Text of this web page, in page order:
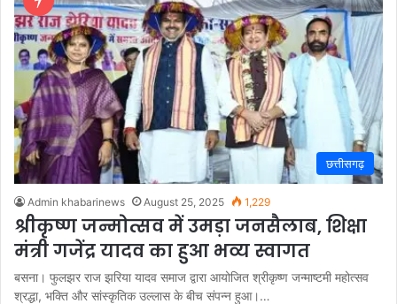
छत्तीसगढ़
Admin khabarinews August 25, 2025 1,229
श्रीकृष्ण जन्मोत्सव में उमड़ा जनसैलाब, शिक्षा
मंत्री गजेंद्र यादव का हुआ भव्य स्वागत
बसना। फुलझर राज झरिया यादव समाज द्वारा आयोजित श्रीकृष्ण जन्माष्टमी महोत्सव
श्रद्धा, भक्ति और सांस्कृतिक उल्लास के बीच संपन्न हुआ।…